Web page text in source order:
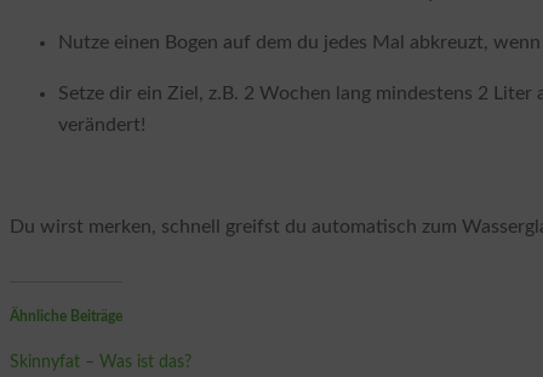
Nutze einen Bogen auf dem du jedes Mal abkreuzt,
Setze dir ein Ziel, z.B. 2 Wochen lang mindestens 2
verändert!
Du wirst merken, schnell greifst du automatisch zum
Ähnliche Beiträge
Skinnyfat – Was ist das?